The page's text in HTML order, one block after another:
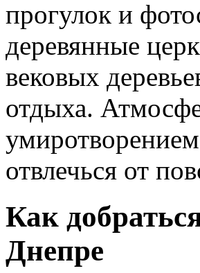
прогулок и
деревянные
вековых
отдыха.
отвлечься от
Как
Днепре